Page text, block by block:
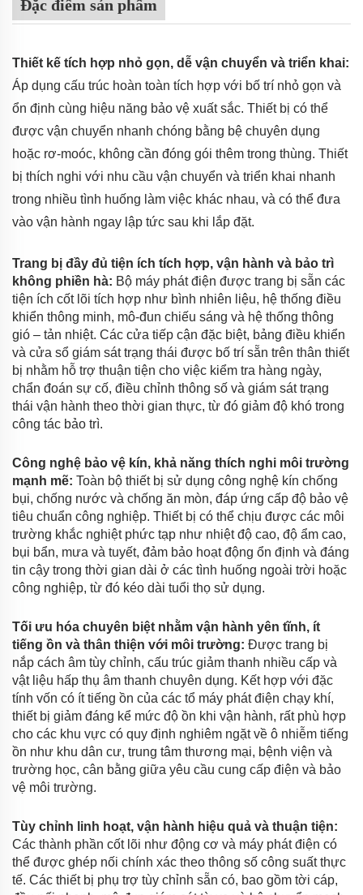
Đặc điểm sản phẩm
Thiết kế tích hợp nhỏ gọn, dễ vận chuyển và triển khai:
Áp dụng cấu trúc hoàn toàn tích hợp với bố trí nhỏ gọn và
ổn định cùng hiệu năng bảo vệ xuất sắc. Thiết bị có thể
được vận chuyển nhanh chóng bằng bệ chuyên dụng
hoặc rơ-moóc, không cần đóng gói thêm trong thùng. Thiết
bị thích nghi với nhu cầu vận chuyển và triển khai nhanh
trong nhiều tình huống làm việc khác nhau, và có thể đưa
vào vận hành ngay lập tức sau khi lắp đặt.
Trang bị đầy đủ tiện ích tích hợp, vận hành và bảo trì
không phiền hà: Bộ máy phát điện được trang bị sẵn các
tiện ích cốt lõi tích hợp như bình nhiên liệu, hệ thống điều
khiển thông minh, mô-đun chiếu sáng và hệ thống thông
gió – tản nhiệt. Các cửa tiếp cận đặc biệt, bảng điều khiển
và cửa sổ giám sát trạng thái được bố trí sẵn trên thân thiết
bị nhằm hỗ trợ thuận tiện cho việc kiểm tra hàng ngày,
chẩn đoán sự cố, điều chỉnh thông số và giám sát trạng
thái vận hành theo thời gian thực, từ đó giảm độ khó trong
công tác bảo trì.
Công nghệ bảo vệ kín, khả năng thích nghi môi trường
mạnh mẽ: Toàn bộ thiết bị sử dụng công nghệ kín chống
bụi, chống nước và chống ăn mòn, đáp ứng cấp độ bảo vệ
tiêu chuẩn công nghiệp. Thiết bị có thể chịu được các môi
trường khắc nghiệt phức tạp như nhiệt độ cao, độ ẩm cao,
bụi bẩn, mưa và tuyết, đảm bảo hoạt động ổn định và đáng
tin cậy trong thời gian dài ở các tình huống ngoài trời hoặc
công nghiệp, từ đó kéo dài tuổi thọ sử dụng.
Tối ưu hóa chuyên biệt nhằm vận hành yên tĩnh, ít
tiếng ồn và thân thiện với môi trường: Được trang bị
nắp cách âm tùy chỉnh, cấu trúc giảm thanh nhiều cấp và
vật liệu hấp thụ âm thanh chuyên dụng. Kết hợp với đặc
tính vốn có ít tiếng ồn của các tổ máy phát điện chạy khí,
thiết bị giảm đáng kể mức độ ồn khi vận hành, rất phù hợp
cho các khu vực có quy định nghiêm ngặt về ô nhiễm tiếng
ồn như khu dân cư, trung tâm thương mại, bệnh viện và
trường học, cân bằng giữa yêu cầu cung cấp điện và bảo
vệ môi trường.
Tùy chỉnh linh hoạt, vận hành hiệu quả và thuận tiện:
Các thành phần cốt lõi như động cơ và máy phát điện có
thể được ghép nối chính xác theo thông số công suất thực
tế. Các thiết bị phụ trợ tùy chỉnh sẵn có, bao gồm tời cáp,